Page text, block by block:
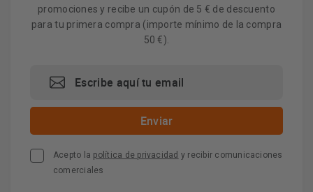
promociones y recibe un cupón de 5 € de descuento
para tu primera compra (importe mínimo de la compra
50 €).
Acepto la política de privacidad y recibir comunicaciones
comerciales